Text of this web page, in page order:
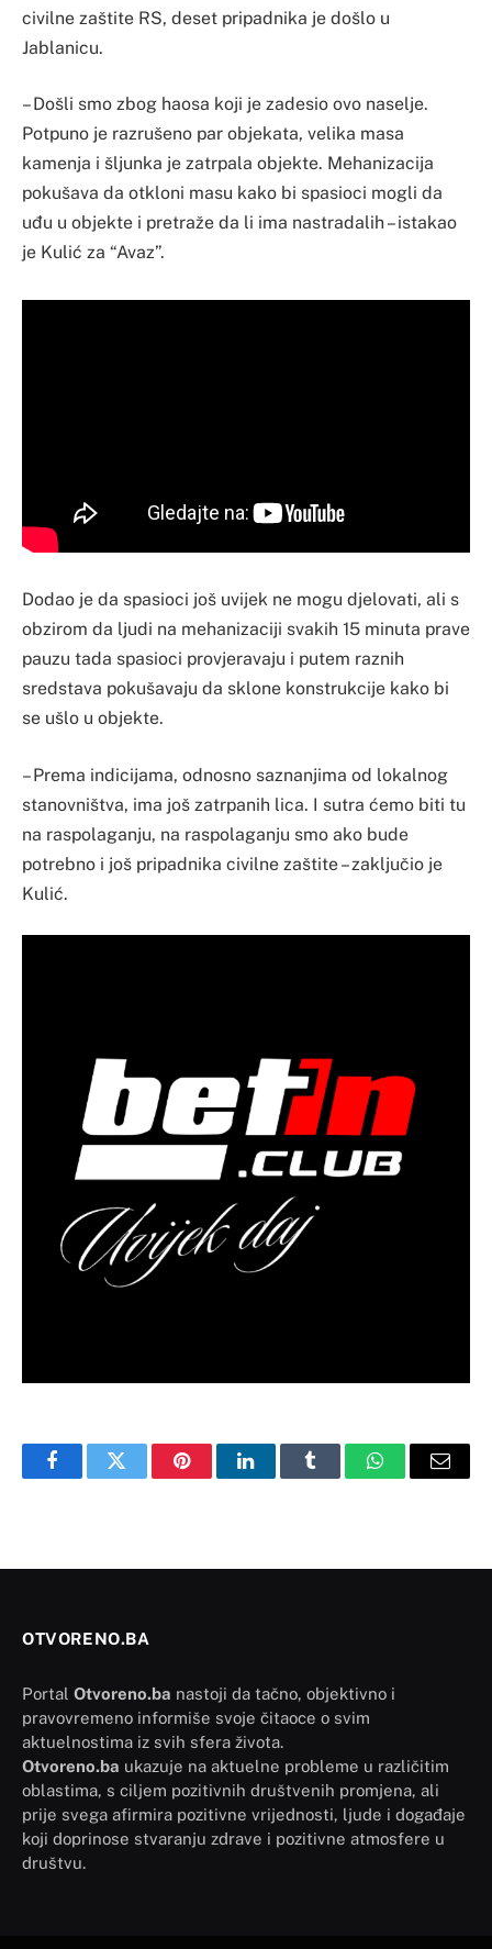
civilne zaštite RS, deset pripadnika je došlo u
Jablanicu.
– Došli smo zbog haosa koji je zadesio ovo naselje.
Potpuno je razrušeno par objekata, velika masa
kamenja i šljunka je zatrpala objekte. Mehanizacija
pokušava da otkloni masu kako bi spasioci mogli da
uđu u objekte i pretraže da li ima nastradalih – istakao
je Kulić za “Avaz”.
Dodao je da spasioci još uvijek ne mogu djelovati, ali s
obzirom da ljudi na mehanizaciji svakih 15 minuta prave
pauzu tada spasioci provjeravaju i putem raznih
sredstava pokušavaju da sklone konstrukcije kako bi
se ušlo u objekte.
– Prema indicijama, odnosno saznanjima od lokalnog
stanovništva, ima još zatrpanih lica. I sutra ćemo biti tu
na raspolaganju, na raspolaganju smo ako bude
potrebno i još pripadnika civilne zaštite – zaključio je
Kulić.
FacebookTwitter PinterestLinkedInTumblr WhatsAppEmail
OTVORENO.BA
Portal Otvoreno.ba nastoji da tačno, objektivno i
pravovremeno informiše svoje čitaoce o svim
aktuelnostima iz svih sfera života.
Otvoreno.ba ukazuje na aktuelne probleme u različitim
oblastima, s ciljem pozitivnih društvenih promjena, ali
prije svega afirmira pozitivne vrijednosti, ljude i događaje
koji doprinose stvaranju zdrave i pozitivne atmosfere u
društvu.